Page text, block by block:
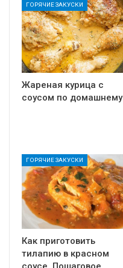
ГОРЯЧИЕ ЗАКУСКИ
Жареная курица с
соусом по домашнему
ГОРЯЧИЕ ЗАКУСКИ
Как приготовить
тилапию в красном